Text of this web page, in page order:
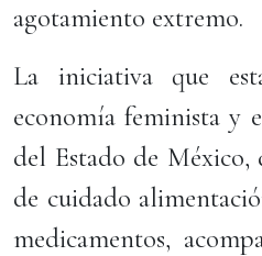
agotamiento extremo.
La iniciativa que
economía feminista y
del Estado de México,
de cuidado
medicamentos,